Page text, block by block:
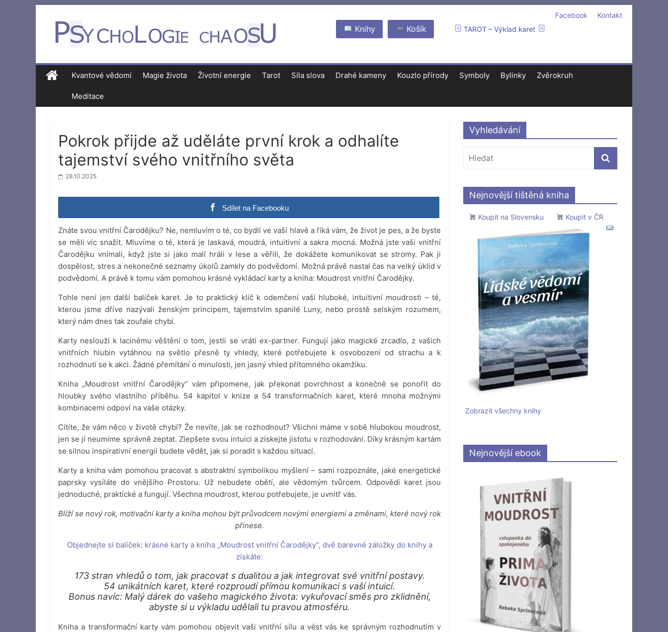
Kontakt
Facebook
TAROT – Výklad karet
Košík
Knihy
Kvantové vědomí Magie života Životní energie Tarot Síla slova Drahé kameny Kouzlo přírody Symboly Bylinky Zvěrokruh
Meditace
Pokrok přijde až uděláte první krok a odhalíte
tajemství svého vnitřního světa
28.10.2025
Sdílet na Facebooku
Znáte svou vnitřní Čarodějku? Ne, nemluvím o té, co bydlí ve vaší hlavě a říká vám, že život je pes, a že byste
se měli víc snažit. Mluvíme o té, která je laskavá, moudrá, intuitivní a sakra mocná. Možná jste vaši vnitřní
Čarodějku vnímali, když jste si jako malí hráli v lese a věřili, že dokážete komunikovat se stromy. Pak ji
dospělost, stres a nekonečné seznamy úkolů zamkly do podvědomí. Možná právě nastal čas na velký úklid v
podvědomí. A právě k tomu vám pomohou krásné vykládací karty a kniha: Moudrost vnitřní Čarodějky.
Tohle není jen další balíček karet. Je to praktický klíč k odemčení vaší hluboké, intuitivní moudrosti – té,
kterou jsme dříve nazývali ženským principem, tajemstvím spanilé Luny, nebo prostě selským rozumem,
který nám dnes tak zoufale chybí.
Karty neslouží k lacinému věštění o tom, jestli se vrátí ex-partner. Fungují jako magické zrcadlo, z vašich
vnitřních hlubin vytáhnou na světlo přesně ty vhledy, které potřebujete k osvobození od strachu a k
rozhodnutí se k akci. Žádné přemítání o minulosti, jen jasný vhled přítomného okamžiku.
Kniha „Moudrost vnitřní Čarodějky“ vám připomene, jak překonat povrchnost a konečně se ponořit do
hloubky svého vlastního příběhu. 54 kapitol v knize a 54 transformačních karet, které mnoha možnými
kombinacemi odpoví na vaše otázky.
Cítíte, že vám něco v životě chybí? Že nevíte, jak se rozhodnout? Všichni máme v sobě hlubokou moudrost,
jen se jí neumíme správně zeptat. Zlepšete svou intuici a získejte jistotu v rozhodování. Díky krásným kartám
se silnou inspirativní energií budete vědět, jak si poradit s každou situací.
Karty a kniha vám pomohou pracovat s abstraktní symbolikou myšlení – sami rozpoznáte, jaké energetické
paprsky vysíláte do vnějšího Prostoru. Už nebudete obětí, ale vědomým tvůrcem. Odpovědi karet jsou
jednoduché, praktické a fungují. Všechna moudrost, kterou potřebujete, je uvnitř vás.
Blíží se nový rok, motivační karty a kniha mohou být průvodcem novými energiemi a změnami, které nový rok
přinese.
Objednejte si balíček: krásné karty a kniha „Moudrost vnitřní Čarodějky“, dvě barevné záložky do knihy a
získáte:
173 stran vhledů o tom, jak pracovat s dualitou a jak integrovat své vnitřní postavy.
54 unikátních karet, které rozproudí přímou komunikaci s vaší intuicí.
Bonus navíc: Malý dárek do vašeho magického života: vykuřovací směs pro zklidnění,
abyste si u výkladu udělali tu pravou atmosféru.
Kniha a transformační karty vám pomohou objevit vaši vnitřní sílu a vést vás ke správným rozhodnutím v
Vyhledávání
Nejnovější tištěná kniha
Koupit na Slovensku Koupit v ČR
Zobrazit všechny knihy
Nejnovější ebook